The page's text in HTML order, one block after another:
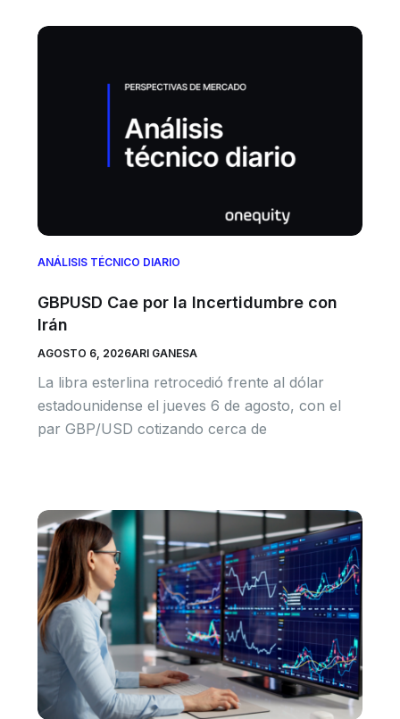
ANÁLISIS TÉCNICO DIARIO
GBPUSD Cae por la Incertidumbre con
Irán
AGOSTO 6, 2026ARI GANESA
La libra esterlina retrocedió frente al dólar
estadounidense el jueves 6 de agosto, con el
par GBP/USD cotizando cerca de